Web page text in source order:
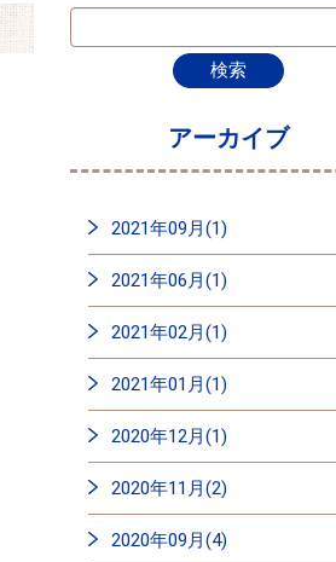
アーカイブ
2021年09月(1)
2021年06月(1)
2021年02月(1)
2021年01月(1)
2020年12月(1)
2020年11月(2)
2020年09月(4)